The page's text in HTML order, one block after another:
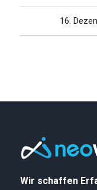
16.
Wir schaffen